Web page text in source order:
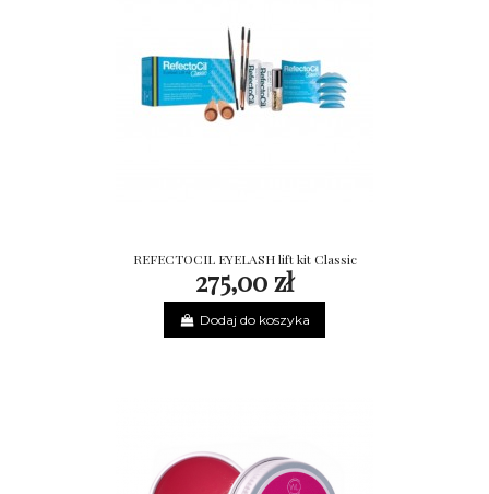
REFECTOCIL EYELASH lift kit Classic
275,00 zł
Dodaj do koszyka